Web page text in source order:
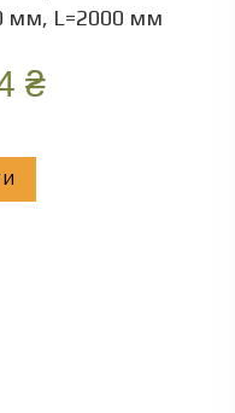
мм, L=2000 мм
₴